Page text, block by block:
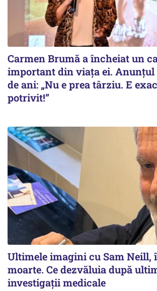
Carmen Brumă a încheiat un
important din viața ei. Anunțul
de ani: „Nu e prea târziu. E
potrivit!”
Ultimele imagini cu Sam Neill,
moarte. Ce dezvăluia după
investigații medicale